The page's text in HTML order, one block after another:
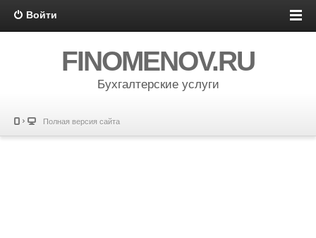
Войти
FINOMENOV.RU
Бухгалтерские услуги
Полная версия сайта